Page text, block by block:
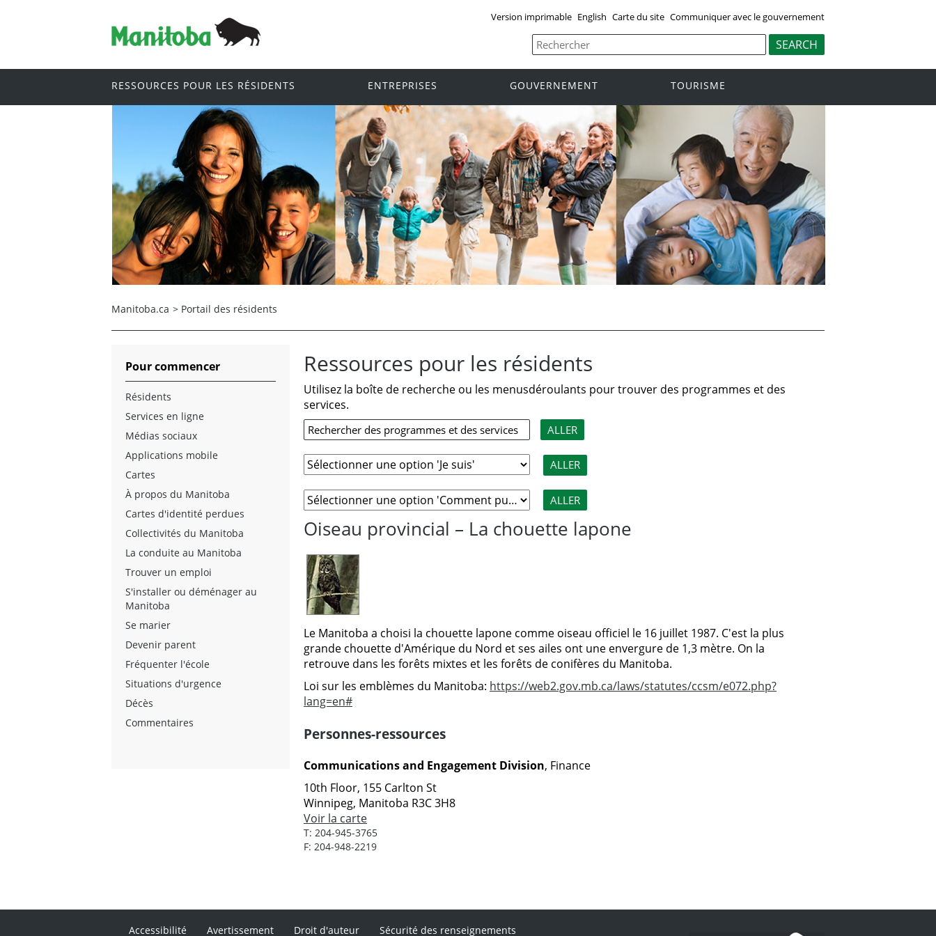
Version imprimable English Carte du site Communiquer avec le gouvernement
RESSOURCES POUR LES RÉSIDENTS ENTREPRISES GOUVERNEMENT TOURISME
Manitoba.ca > Portail des résidents
Ressources pour les résidents
Utilisez la boîte de recherche ou les menusdéroulants pour trouver des programmes et des
services.
Oiseau provincial – La chouette lapone
Le Manitoba a choisi la chouette lapone comme oiseau officiel le 16 juillet 1987. C'est la plus
grande chouette d'Amérique du Nord et ses ailes ont une envergure de 1,3 mètre. On la
retrouve dans les forêts mixtes et les forêts de conifères du Manitoba.
Loi sur les emblèmes du Manitoba: https://web2.gov.mb.ca/laws/statutes/ccsm/e072.php?
lang=en#
Personnes-ressources
Communications and Engagement Division, Finance
10th Floor, 155 Carlton St
Winnipeg, Manitoba R3C 3H8
Voir la carte
T: 204-945-3765
F: 204-948-2219
Pour commencer
Résidents
Services en ligne
Médias sociaux
Applications mobile
Cartes
À propos du Manitoba
Cartes d'identité perdues
Collectivités du Manitoba
La conduite au Manitoba
Trouver un emploi
S'installer ou déménager au
Manitoba
Se marier
Devenir parent
Fréquenter l'école
Situations d'urgence
Décès
Commentaires
Accessibilité Avertissement Droit d'auteur Sécurité des renseignements